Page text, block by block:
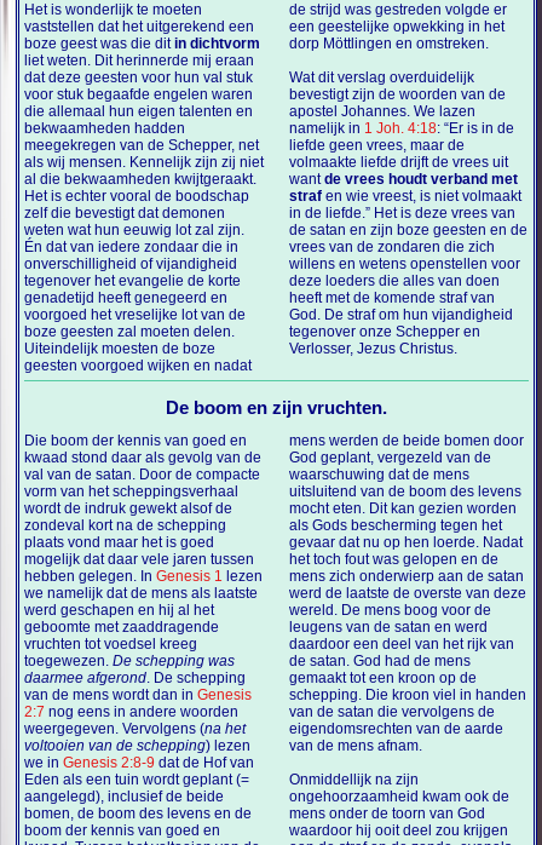
Het is wonderlijk te moeten
vaststellen dat het uitgerekend een
boze geest was die ditin dichtvorm
liet weten. Dit herinnerde mij eraan
dat deze geesten voor hun val stuk
voor stuk begaafde engelen waren
die allemaal hun eigen talenten en
bekwaamheden hadden
meegekregen van de Schepper, net
als wij mensen. Kennelijk zijn zij niet
al die bekwaamheden kwijtgeraakt.
Het is echter vooral de boodschap
zelf die bevestigt dat demonen
weten wat hun eeuwig lot zal zijn.
Én dat van iedere zondaar die in
onverschilligheid of vijandigheid
tegenover het evangelie de korte
genadetijd heeft genegeerd en
voorgoed het vreselijke lot van de
boze geesten zal moeten delen.
Uiteindelijk moesten de boze
geesten voorgoed wijken en nadat
de strijd was gestreden volgde er
een geestelijke opwekking in het
dorp Möttlingen en omstreken.
Wat dit verslag overduidelijk
bevestigt zijn de woorden van de
apostel Johannes. We lazen
namelijk in
1 Joh. 4:18: “Er is in de
liefde geen vrees, maar de
volmaakte liefde drijft de vrees uit
wantde vrees houdt verband met
strafen wie vreest, is niet volmaakt
in de liefde.” Het is deze vrees van
de satan en zijn boze geesten en de
vrees van de zondaren die zich
willens en wetens openstellen voor
deze loeders die alles van doen
heeft met de komende straf van
God. De straf om hun vijandigheid
tegenover onze Schepper en
Verlosser, Jezus Christus.
De boom en zijn vruchten.
Die boom der kennis van goed en
kwaad stond daar als gevolg van de
val van de satan. Door de compacte
vorm van het scheppingsverhaal
wordt de indruk gewekt alsof de
zondeval kort na de schepping
plaats vond maar het is goed
mogelijk dat daar vele jaren tussen
hebben gelegen. InGenesis 1 lezen
we namelijk dat de mens als laatste
werd geschapen en hij al het
geboomte met zaaddragende
vruchten tot voedsel kreeg
toegewezen.De schepping was
daarmee afgerond. De schepping
van de mens wordt dan inGenesis
2:7 nog eens in andere woorden
weergegeven. Vervolgens (na het
voltooien van de schepping) lezen
we inGenesis 2:8-9 dat de Hof van
Eden als een tuin wordt geplant (=
aangelegd), inclusief de beide
bomen, de boom des levens en de
boom der kennis van goed en
mens werden de beide bomen door
God geplant, vergezeld van de
waarschuwing dat de mens
uitsluitend van de boom des levens
mocht eten. Dit kan gezien worden
als Gods bescherming tegen het
gevaar dat nu op hen loerde. Nadat
het toch fout was gelopen en de
mens zich onderwierp aan de satan
werd de laatste de overste van deze
wereld. De mens boog voor de
leugens van de satan en werd
daardoor een deel van het rijk van
de satan. God had de mens
gemaakt tot een kroon op de
schepping. Die kroon viel in handen
van de satan die vervolgens de
eigendomsrechten van de aarde
van de mens afnam.
Onmiddellijk na zijn
ongehoorzaamheid kwam ook de
mens onder de toorn van God
waardoor hij ooit deel zou krijgen